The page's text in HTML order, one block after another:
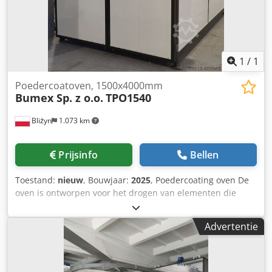
afgesproken voor een bepaalde offerte. Wij leveren
facturen inclusief BTW. Korte levertijden! Mogelijkheid om
machines te bestellen in verschillende, gepersonaliseerde
configuraties en afmetingen! Aarzel niet om contact met
ons op te nemen.
1 / 1
Bliżyn 1.073 km
Poedercoatoven, 1500x4000mm
Bumex Sp. z o.o. TPO1540
Prijsinfo Bellen
Toestand: nieuw, Bouwjaar: 2025, Poedercoating oven De
oven is ontworpen voor het drogen van elementen die
geverfd zijn met watergedragen en solventgedragen
verven. Werkafmetingen (mm): 1500 (B) x 4000 (D) x 2000
(H) Technische gegevens: - Opgenomen vermogen: 59 kW.
Uitrusting: - Top transport, - Touch bedieningspaneel, -
Echt koken met ventilator (dezelfde temperatuur in de hele
oven, versnelt het opwarmingsproces van het werkstuk), -
Advertentie